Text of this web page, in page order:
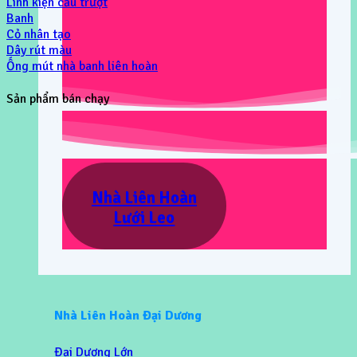
Nhà Liên Hoàn
Lưới Leo
Nhà Liên Hoàn Đại Dương
Đại Dương Lớn
Banh
Cỏ nhân tạo
Dây rút màu
Ống mút nhà banh liên hoàn
Sản phẩm bán chạy